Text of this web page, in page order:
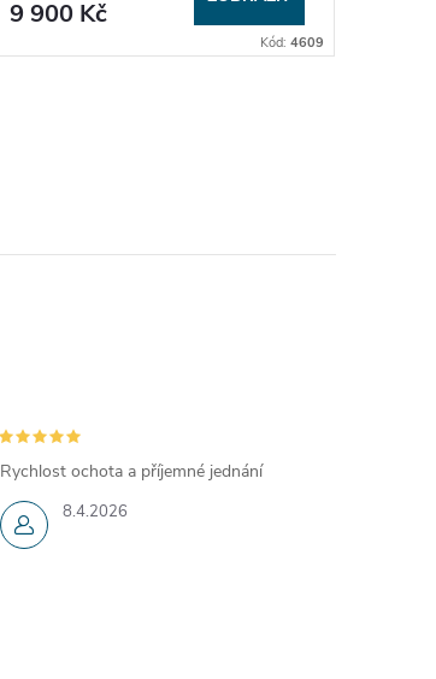
9 900 Kč
Kód: 4609
8.4.2026
Rychlost ochota a příjemné jednání